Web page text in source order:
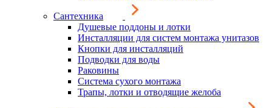
Сантехника
Душевые поддоны и лотки
Инсталляции для систем монтажа унитазов
Кнопки для инсталляций
Подводки для воды
Раковины
Система сухого монтажа
Трапы, лотки и отводящие желоба